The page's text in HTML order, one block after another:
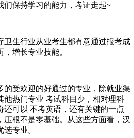
们保持学习的能力，考证走起~
卫生行业从业考生都有意通过报考成
增长专业技能。
的受欢迎的好通过的专业，除就业渠
他热门专业 考试科目少，相对理科
还可以 不考英语，还有关键的一点
压根不是零基础。从这些方面看，汉
专业。